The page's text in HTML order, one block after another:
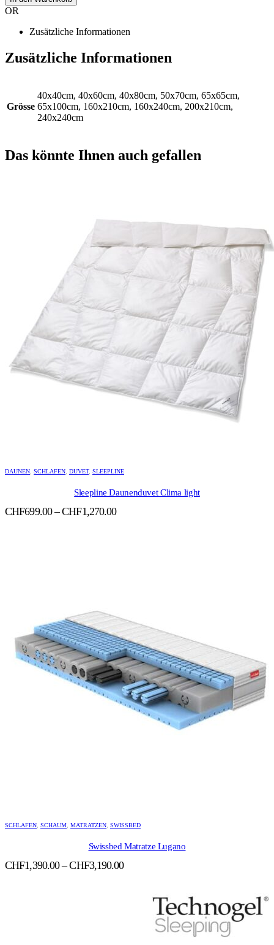
OR
Zusätzliche Informationen
Zusätzliche Informationen
Grösse
40x40cm, 40x60cm, 40x80cm, 50x70cm, 65x65cm,
65x100cm, 160x210cm, 160x240cm, 200x210cm,
240x240cm
Das könnte Ihnen auch gefallen
DAUNEN, SCHLAFEN, DUVET, SLEEPLINE
Sleepline Daunenduvet Clima light
CHF699.00 –CHF1,270.00Preisspanne:
SCHLAFEN, SCHAUM, MATRATZEN, SWISSBED
Swissbed Matratze Lugano
CHF1,390.00 –CHF3,190.00Preisspanne:
CHF3,190.00